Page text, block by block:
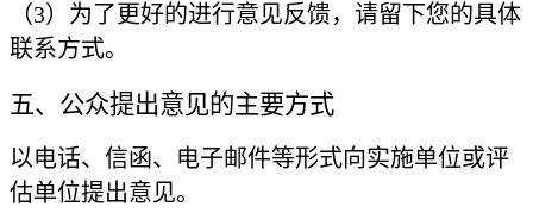
（3）为了更好的进行意见反馈，请留下您的具体
联系方式。
五、公众提出意见的主要方式
以电话、信函、电子邮件等形式向实施单位或评
估单位提出意见。